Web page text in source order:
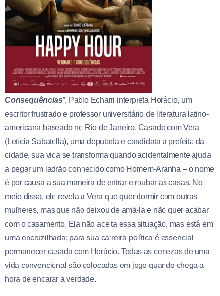
Consequências”, Pablo Echarri interpreta Horácio, um
escritor frustrado e professor universitário de literatura latino-
americana baseado no Rio de Janeiro. Casado com Vera
(Letícia Sabatella), uma deputada e candidata a prefeita da
cidade, sua vida se transforma quando acidentalmente ajuda
a pegar um ladrão conhecido como Homem-Aranha – o nome
é por causa a sua maneira de entrar e roubar as casas. No
meio disso, ele revela a Vera que quer dormir com outras
mulheres, mas que não deixou de amá-la e não quer acabar
com o casamento. Ela não aceita essa situação, mas está em
uma encruzilhada: para sua carreira política é essencial
permanecer casada com Horácio. Todas as certezas de uma
vida convencional são colocadas em jogo quando chega a
hora de encarar a verdade.